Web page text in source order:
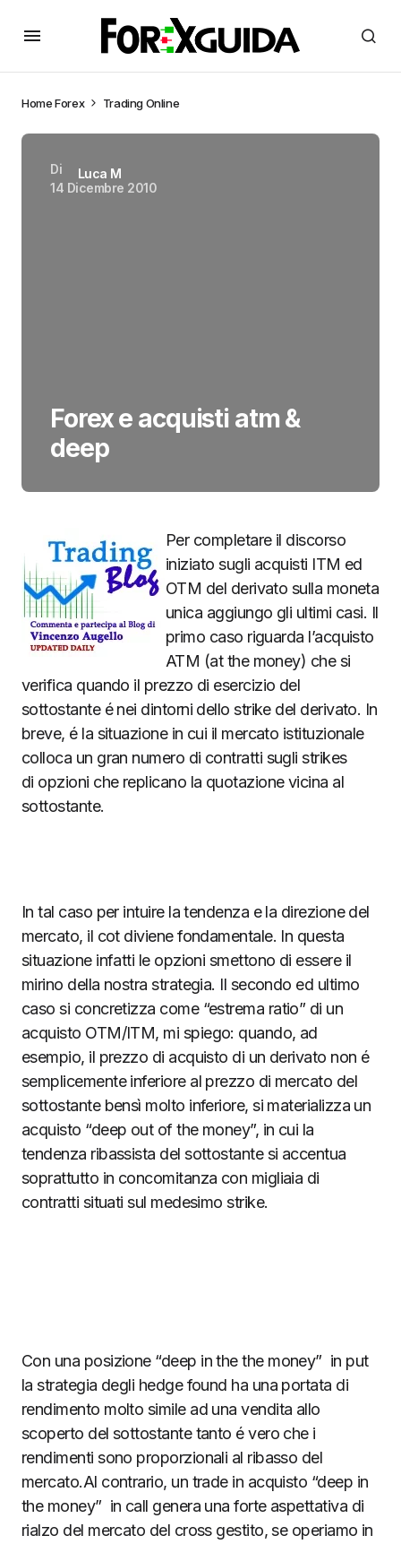
HomeForex Trading Online
Di
Luca M
14 Dicembre 2010
Forex e acquisti atm &
deep
Per completare il discorso
iniziato sugli acquisti ITM ed
OTM del derivato sulla moneta
unica aggiungo gli ultimi casi. Il
primo caso riguarda l’acquisto
ATM (at the money) che si
verifica quando il prezzo di esercizio del
sottostante é nei dintorni dello strike del derivato. In
breve, é la situazione in cui il mercato istituzionale
colloca un gran numero di contratti sugli strikes
di opzioni che replicano la quotazione vicina al
sottostante.
In tal caso per intuire la tendenza e la direzione del
mercato, il cot diviene fondamentale. In questa
situazione infatti le opzioni smettono di essere il
mirino della nostra strategia. Il secondo ed ultimo
caso si concretizza come “estrema ratio” di un
acquisto OTM/ITM, mi spiego: quando, ad
esempio, il prezzo di acquisto di un derivato non é
semplicemente inferiore al prezzo di mercato del
sottostante bensì molto inferiore, si materializza un
acquisto “deep out of the money”, in cui la
tendenza ribassista del sottostante si accentua
soprattutto in concomitanza con migliaia di
contratti situati sul medesimo strike.
Con una posizione “deep in the the money” in put
la strategia degli hedge found ha una portata di
rendimento molto simile ad una vendita allo
scoperto del sottostante tanto é vero che i
rendimenti sono proporzionali al ribasso del
mercato.Al contrario, un trade in acquisto “deep in
the money” in call genera una forte aspettativa di
rialzo del mercato del cross gestito, se operiamo in